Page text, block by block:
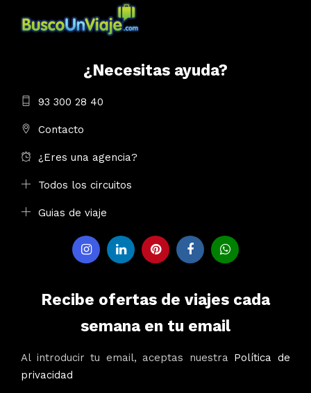
¿Necesitas ayuda?
93 300 28 40
Contacto
¿Eres una agencia?
Todos los circuitos
Guias de viaje
Recibe ofertas de viajes cada
semana en tu email
Al introducir tu email, aceptas nuestra Política de
privacidad